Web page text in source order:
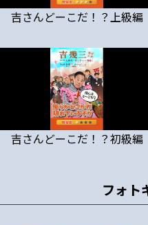
吉さんどーこだ！？上級編
吉さんどーこだ！？初級編
フォト